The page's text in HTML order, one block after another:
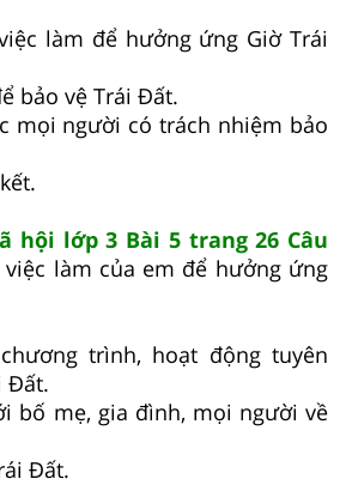
làm để hưởng ứng Giờ Trái
bảo vệ Trái Đất.
mọi người có trách nhiệm bảo
hội lớp 3 Bài 5 trang 26 Câu
làm của em để hưởng ứng
trình, hoạt động tuyên
Đất.
bố mẹ, gia đình, mọi người về
Đất.